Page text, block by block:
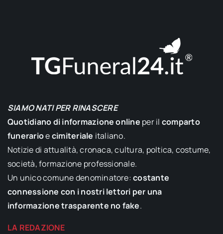
SIAMO NATI PER RINASCERE
Quotidiano di informazione online per il comparto
funerarioecimiteriale italiano.
Notizie di attualità, cronaca, cultura, poltica, costume,
società, formazione professionale.
Un unico comune denominatore:costante
connessione con i nostri lettori per una
informazione trasparente no fake.
LA REDAZIONE